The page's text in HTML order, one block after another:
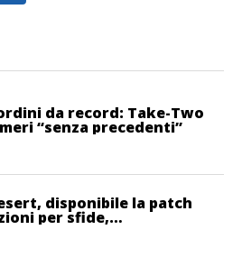
da record: Take-Two
“senza precedenti”
disponibile la patch
per sfide,
e interfaccia